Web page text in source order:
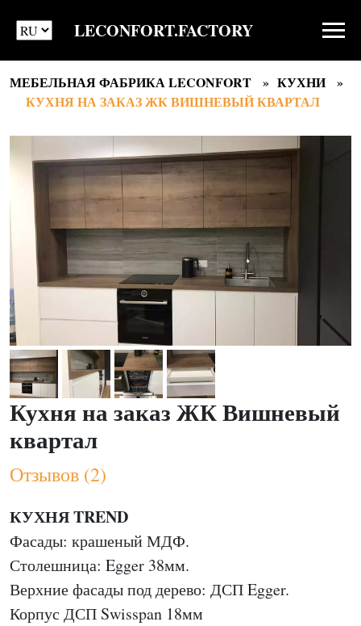
LECONFORT.FACTORY
МЕБЕЛЬНАЯ ФАБРИКА LECONFORT
КУХНИ
КУХНЯ НА ЗАКАЗ ЖК ВИШНЕВЫЙ КВАРТАЛ
Кухня на заказ ЖК Вишневый
квартал
Отзывов (2)
КУХНЯ TREND
Фасады: крашеный МДФ.
Столешница: Egger 38мм.
Верхние фасады под дерево: ДСП Egger.
Корпус ДСП Swisspan 18мм